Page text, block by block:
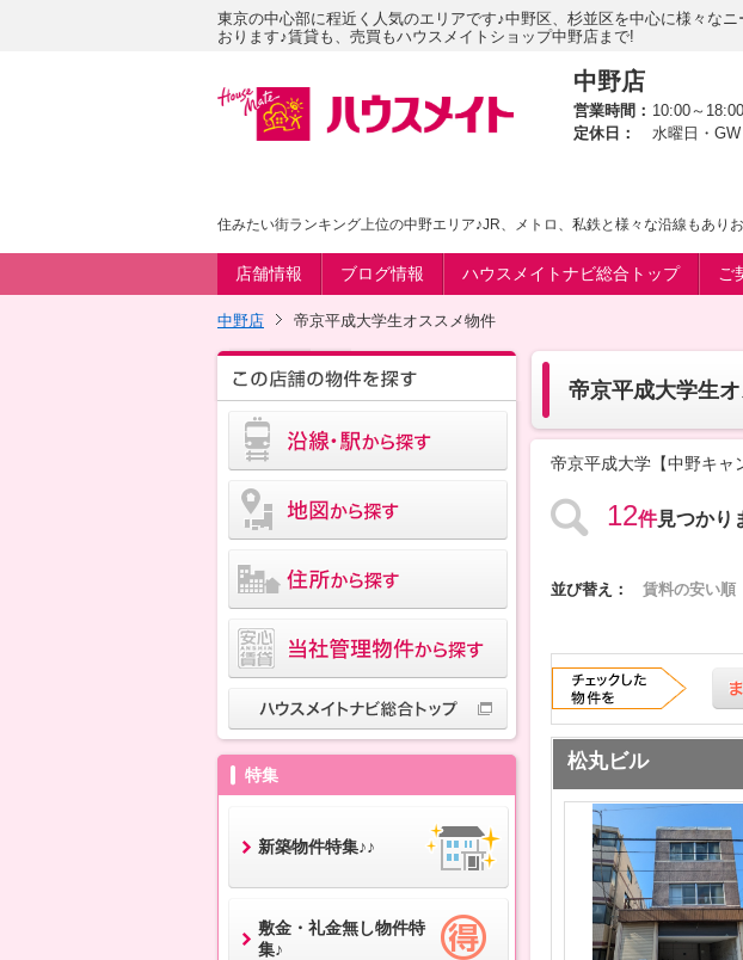
東京の中心部に程近く人気のエリアです♪中野区、杉並区を中心に様々な
おります♪賃貸も、売買もハウスメイトショップ中野店まで!
中野店
営業時間： 10:00～18:00
定休日：
水曜日・
住みたい街ランキング上位の中野エリア♪JR、メトロ、私鉄と様々な沿線もあり
店舗情報 ブログ情報 ハウスメイトナビ総合トップ ご
中野店 帝京平成大学生オススメ物件
帝京平成大学生
帝京平成大学【中野キャ
12件見つかり
並び替え： 賃料の安い順
松丸ビル
特集
新築物件特集♪♪
敷金・礼金無し物件特
集♪